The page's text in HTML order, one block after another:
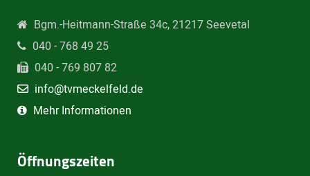
Bgm.-Heitmann-Straße 34c, 21217 Seevetal
040 - 768 49 25
040 - 769 807 82
info@tvmeckelfeld.de
Mehr Informationen
Öffnungszeiten